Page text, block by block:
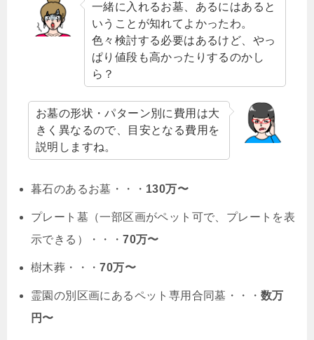
一緒に入れるお墓、あるにはあると
いうことが知れてよかったわ。
色々検討する必要はあるけど、やっ
ぱり値段も高かったりするのかし
ら？
お墓の形状・パターン別に費用は大
きく異なるので、目安となる費用を
説明しますね。
暮石のあるお墓・・・ 130万〜
プレート墓（一部区画がペット可で、プレートを表
示できる）・・・70万〜
樹木葬・・・70万〜
霊園の別区画にあるペット専用合同墓・・・ 数万
円〜